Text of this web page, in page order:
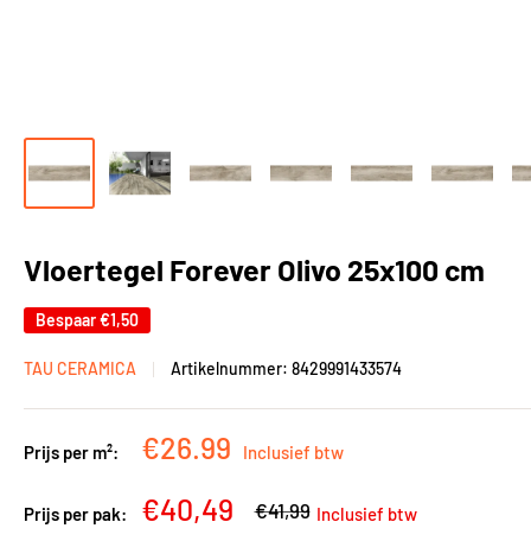
Vloertegel Forever Olivo 25x100 cm
Bespaar€1,50
TAU CERAMICA Artikelnummer: 8429991433574
Prijs per m²: Kortingsprijs
€26.99 Inclusief btw
Prijs per pak: Kortingsprijs
€40,49 Adviesprijs
€41,99 Inclusief btw